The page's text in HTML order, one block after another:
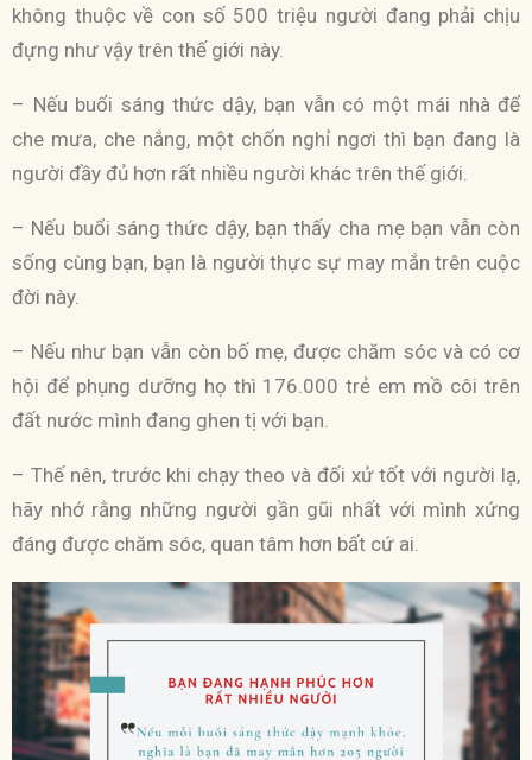
không thuộc về con số 500 triệu người đang phải chịu
đựng như vậy trên thế giới này.
– Nếu buổi sáng thức dậy, bạn vẫn có một mái nhà để
che mưa, che nắng, một chốn nghỉ ngơi thì bạn đang là
người đầy đủ hơn rất nhiều người khác trên thế giới.
– Nếu buổi sáng thức dậy, bạn thấy cha mẹ bạn vẫn còn
sống cùng bạn, bạn là người thực sự may mắn trên cuộc
đời này.
– Nếu như bạn vẫn còn bố mẹ, được chăm sóc và có cơ
hội để phụng dưỡng họ thì 176.000 trẻ em mồ côi trên
đất nước mình đang ghen tị với bạn.
– Thế nên, trước khi chạy theo và đối xử tốt với người lạ,
hãy nhớ rằng những người gần gũi nhất với mình xứng
đáng được chăm sóc, quan tâm hơn bất cứ ai.